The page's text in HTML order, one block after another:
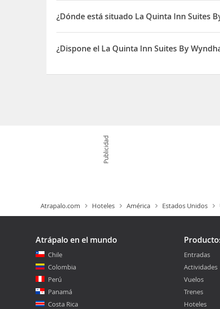
¿Dónde está situado La Quinta Inn Suites
El La Quinta Inn Suites By Wyndham At Zion
¿Dispone el La Quinta Inn Suites By
Publicidad
Atrapalo.com Hoteles América Estados Unidos
Atrápalo en el mundo
Chile
Colombia
Perú
Panamá
Costa Rica
Entradas
Actividades
Vuelos
Trenes
Hoteles